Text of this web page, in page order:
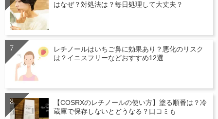
はなぜ？対処法は？毎日処理して大丈夫？
レチノールはいちご鼻に効果あり？悪化のリスク
は？イニスフリーなどおすすめ12選
【COSRXのレチノールの使い方】塗る順番は？冷
蔵庫で保存しないとどうなる？口コミも